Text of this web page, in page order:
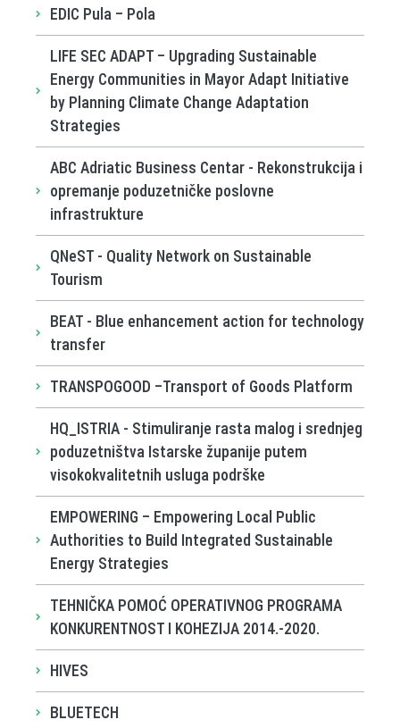
EDIC Pula – Pola
LIFE SEC ADAPT – Upgrading Sustainable
Energy Communities in Mayor Adapt Initiative
by Planning Climate Change Adaptation
Strategies
ABC Adriatic Business Centar - Rekonstrukcija i
opremanje poduzetničke poslovne
infrastrukture
QNeST - Quality Network on Sustainable
Tourism
BEAT - Blue enhancement action for technology
transfer
TRANSPOGOOD –Transport of Goods Platform
HQ_ISTRIA - Stimuliranje rasta malog i srednjeg
poduzetništva Istarske županije putem
visokokvalitetnih usluga podrške
EMPOWERING – Empowering Local Public
Authorities to Build Integrated Sustainable
Energy Strategies
TEHNIČKA POMOĆ OPERATIVNOG PROGRAMA
KONKURENTNOST I KOHEZIJA 2014.-2020.
HIVES
BLUETECH